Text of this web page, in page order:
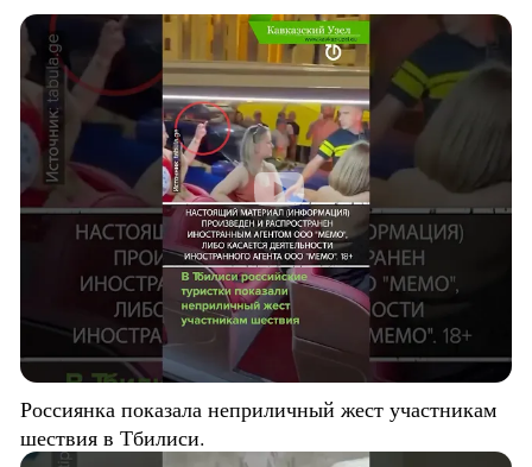
Россиянка показала неприличный жест участникам
шествия в Тбилиси.